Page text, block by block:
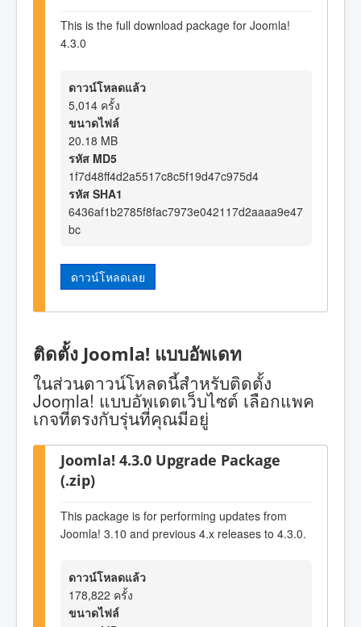
This is the full download package for Joomla!
4.3.0
ดาวน์โหลดแล้ว
5,014 ครั้ง
ขนาดไฟล์
20.18 MB
รหัส MD5
1f7d48ff4d2a5517c8c5f19d47c975d4
รหัส SHA1
6436af1b2785f8fac7973e042117d2aaaa9e47
bc
ดาวน์โหลดเลย
ติดตั้ง Joomla! แบบอัพเดท
ในส่วนดาวน์โหลดนี้สำหรับติดตั้ง
Joomla! แบบอัพเดตเว็บไซต์ เลือกแพค
เกจที่ตรงกับรุ่นที่คุณมีอยู่
Joomla! 4.3.0 Upgrade Package
(.zip)
This package is for performing updates from
Joomla! 3.10 and previous 4.x releases to 4.3.0.
ดาวน์โหลดแล้ว
178,822 ครั้ง
ขนาดไฟล์